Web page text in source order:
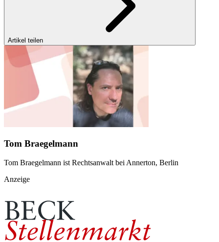
Artikel teilen
Tom Braegelmann
Tom Braegelmann ist Rechtsanwalt bei Annerton, Berlin
Anzeige